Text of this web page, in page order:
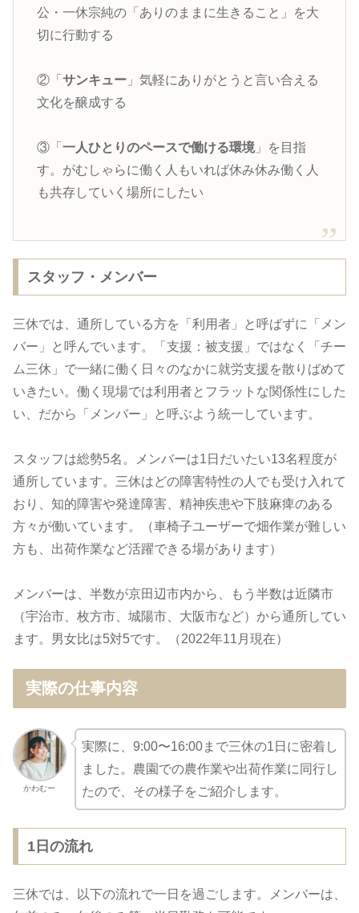
公・一休宗純の「ありのままに生きること」を大
切に行動する
②「 サンキュー」気軽にありがとうと言い合える
文化を醸成する
③「 一人ひとりのペースで働ける環境」を目指
す。がむしゃらに働く人もいれば休み休み働く人
も共存していく場所にしたい
スタッフ・メンバー
三休では、通所している方を「利用者」と呼ばずに「メン
バー」と呼んでいます。「支援：被支援」ではなく「チー
ム三休」で一緒に働く日々のなかに就労支援を散りばめて
いきたい。働く現場では利用者とフラットな関係性にした
い、だから「メンバー」と呼ぶよう統一しています。
スタッフは総勢5名。メンバーは1日だいたい13名程度が
通所しています。三休はどの障害特性の人でも受け入れて
おり、知的障害や発達障害、精神疾患や下肢麻痺のある
方々が働いています。（車椅子ユーザーで畑作業が難しい
方も、出荷作業など活躍できる場があります）
メンバーは、半数が京田辺市内から、もう半数は近隣市
（宇治市、枚方市、城陽市、大阪市など）から通所してい
ます。男女比は5対5です。（2022年11月現在）
実際の仕事内容
かわむー
実際に、9:00〜16:00まで三休の1日に密着し
ました。農園での農作業や出荷作業に同行し
たので、その様子をご紹介します。
1日の流れ
三休では、以下の流れで一日を過ごします。メンバーは、